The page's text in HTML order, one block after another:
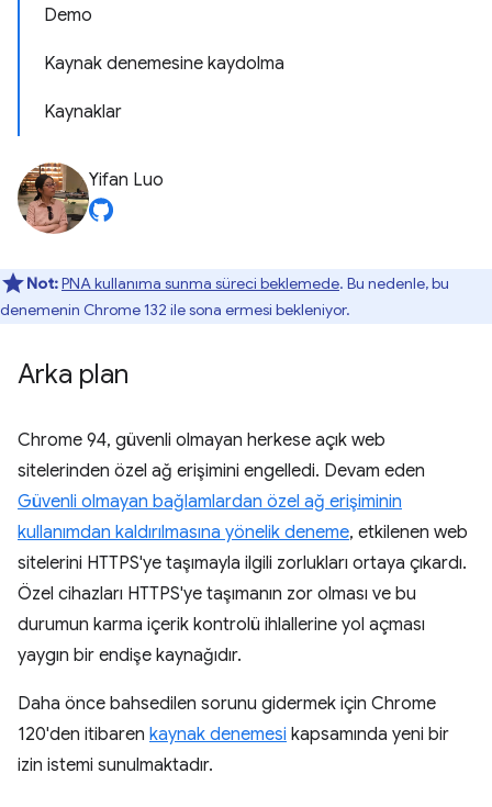
Demo
Kaynak denemesine kaydolma
Kaynaklar
Yifan Luo
Not:PNA kullanıma sunma süreci beklemede. Bu nedenle, bu
denemenin Chrome 132 ile sona ermesi bekleniyor.
Arka plan
Chrome 94, güvenli olmayan herkese açık web
sitelerinden özel ağ erişimini engelledi. Devam eden
Güvenli olmayan bağlamlardan özel ağ erişiminin
kullanımdan kaldırılmasına yönelik deneme, etkilenen web
sitelerini HTTPS'ye taşımayla ilgili zorlukları ortaya çıkardı.
Özel cihazları HTTPS'ye taşımanın zor olması ve bu
durumun karma içerik kontrolü ihlallerine yol açması
yaygın bir endişe kaynağıdır.
Daha önce bahsedilen sorunu gidermek için Chrome
120'den itibaren kaynak denemesi kapsamında yeni bir
izin istemi sunulmaktadır.